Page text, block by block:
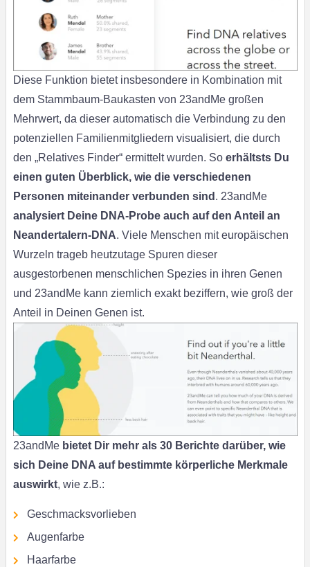
Diese Funktion bietet insbesondere in Kombination mit
dem Stammbaum-Baukasten von 23andMe großen
Mehrwert, da dieser automatisch die Verbindung zu den
potenziellen Familienmitgliedern visualisiert, die durch
den „Relatives Finder“ ermittelt wurden. So erhältsts Du
einen guten Überblick, wie die verschiedenen
Personen miteinander verbunden sind . 23andMe
analysiert Deine DNA-Probe auch auf den Anteil an
Neandertalern-DNA. Viele Menschen mit europäischen
Wurzeln trageb heutzutage Spuren dieser
ausgestorbenen menschlichen Spezies in ihren Genen
und 23andMe kann ziemlich exakt beziffern, wie groß der
Anteil in Deinen Genen ist.
23andMe bietet Dir mehr als 30 Berichte darüber, wie
sich Deine DNA auf bestimmte körperliche Merkmale
auswirkt, wie z.B.:
Geschmacksvorlieben
Augenfarbe
Haarfarbe